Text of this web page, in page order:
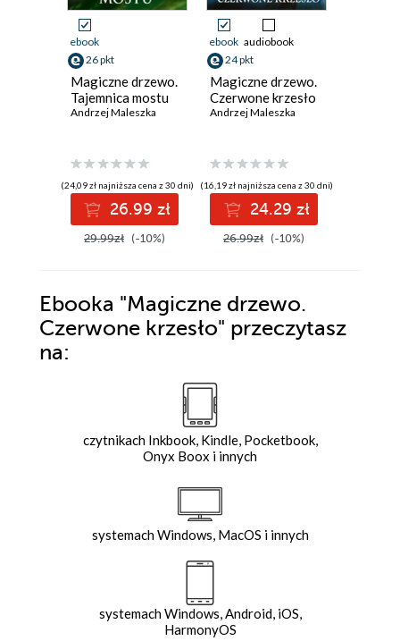
ebook
26 pkt
Magiczne drzewo.
Tajemnica mostu
Andrzej Maleszka
(24,09 zł najniższa cena z 30 dni)
26.99 zł
29.99zł (-10%)
ebook audiobook
24 pkt
Magiczne drzewo.
Czerwone krzesło
Andrzej Maleszka
(16,19 zł najniższa cena z 30 dni)
24.29 zł
26.99zł (-10%)
Ebooka "Magiczne drzewo.
Czerwone krzesło" przeczytasz
na:
czytnikach Inkbook, Kindle, Pocketbook,
Onyx Boox i innych
systemach Windows, MacOS i innych
systemach Windows, Android, iOS,
HarmonyOS